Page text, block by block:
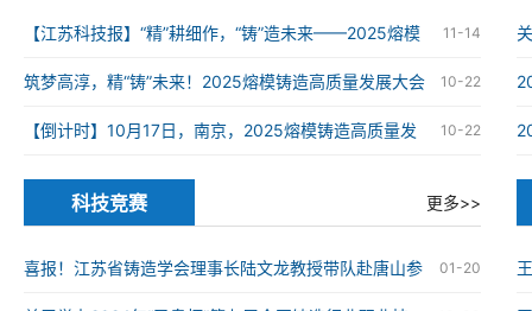
11-14
【江苏科技报】“精”耕细作，“铸”造未来——2025熔模
铸造高质量发展大会在南京举办 10-22
筑梦高淳，精“铸”未来！2025熔模铸造高质量发展大会
在南京高淳成功举办 10-22
【倒计时】10月17日，南京，2025熔模铸造高质量发
展大会
科技竞赛 更多>>
01-20
喜报！江苏省铸造学会理事长陆文龙教授带队赴唐山参